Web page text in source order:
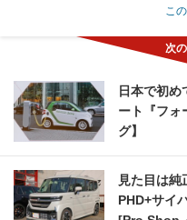
こ
日本で初
ート『フォ
グ】
見た目は純
PHD+サイ